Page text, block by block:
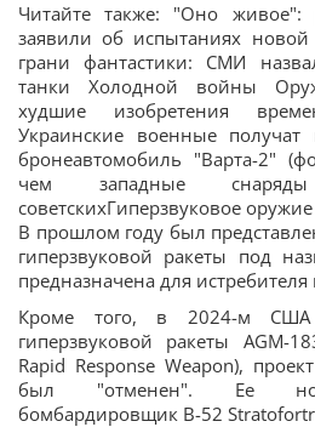
Читайте также: "Оно живое":
заявили об испытаниях
грани фантастики: СМИ
танки Холодной войны
худшие изобретения
Украинские военные получат
бронеавтомобиль "Варта-2"
чем западные
советскихГиперзвуковое
В прошлом году был
гиперзвуковой ракеты под
предназначена для
Кроме того, в 2024-м США
гиперзвуковой ракеты AGM-
Rapid Response Weapon),
был "отменен". Ее
бомбардировщик B-52